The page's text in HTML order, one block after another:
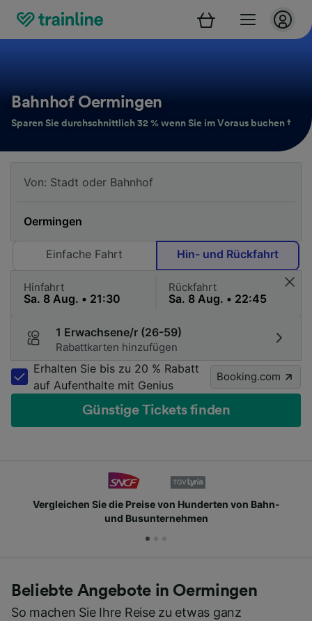
Bahnhof Oermingen
Sparen Sie durchschnittlich 32 % wenn Sie im Voraus buchen †
Einfache Fahrt Hin- und Rückfahrt
Hinfahrt Rückfahrt
1 Erwachsene/r (26-59)
Rabattkarten hinzufügen
Erhalten Sie bis zu 20 % Rabatt
auf Aufenthalte mit Genius
Booking.com
Günstige Tickets finden
Sie die Preise von Hunderten von Bahn-
und Busunternehmen
Beliebte Angebote in Oermingen
So machen Sie Ihre Reise zu etwas ganz